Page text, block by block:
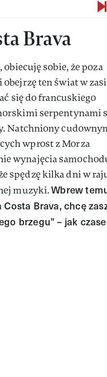
Brava
sobie, że poza
ten świat w
się do francuskiego
serpentynami
Natchniony
wprost z Morza
wynajęcia
spędzę kilka dni w
muzyki.Wbrew
Brava, chcę
brzegu” – jak